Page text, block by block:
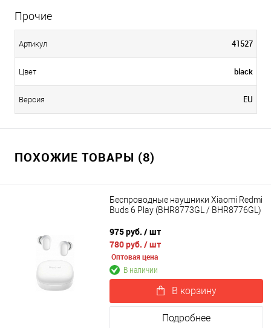
Прочие
Артикул 41527
Цвет black
Версия EU
ПОХОЖИЕ ТОВАРЫ (8)
Беспроводные наушники Xiaomi Redmi
Buds 6 Play (BHR8773GL / BHR8776GL)
975 руб. / шт
780 руб. / шт
Оптовая цена
В наличии
В корзину
Подробнее